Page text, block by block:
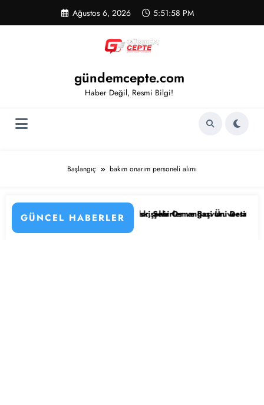
Ağustos 6, 2026 5:51:59 PM
gündemcepte.com
Haber Değil, Resmi Bilgi!
Başlangıç bakım onarım personeli alımı
GÜNCEL HABERLER
Başladı! İşte Kadrolar, Şehirler ve Başvuru Detayları
Eskişehir Osmangazi Üniversitesi 203